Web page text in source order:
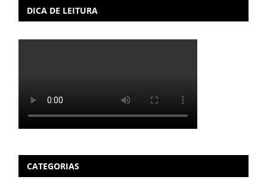
DICA DE LEITURA
CATEGORIAS